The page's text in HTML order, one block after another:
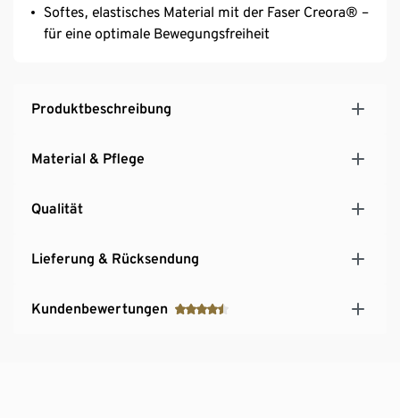
Softes, elastisches Material mit der Faser Creora® –
für eine optimale Bewegungsfreiheit
Produktbeschreibung
Material & Pflege
Qualität
Lieferung & Rücksendung
Kundenbewertungen